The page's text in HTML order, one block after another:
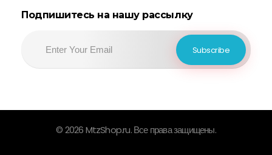
Подпишитесь на нашу рассылку
© 2026 MtzShop.ru. Все права защищены.